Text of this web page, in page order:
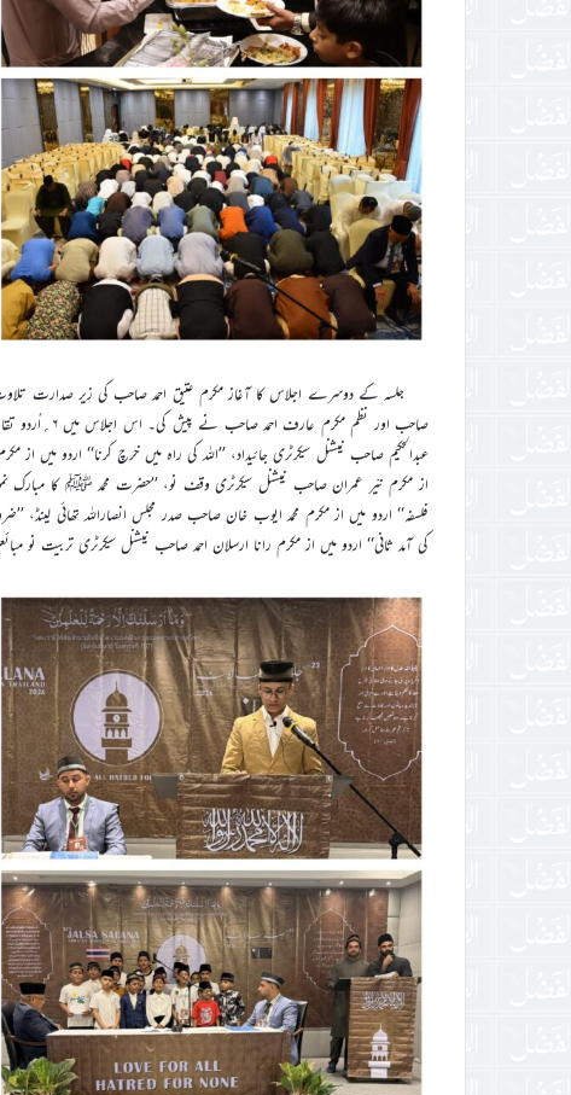
جلسہ کے دوسرے اجلاس کا آغاز مکرم عتیق احمد صاحب کی زیر صدارت
صاحب اور نظم
عبدالحکیم صاحب نیشنل سیکرٹری جائیداد، ’’اللہ کی راہ میں خرچ کرنا‘‘ اردو میں
از مکرم نیّر عمران صاحب نیشنل سیکرٹری وقف نو، ’’حضرت محمد ﷺ کا مبارک
فلسفہ‘‘ اردو میں از مکرم محمد ایوب خان صاحب صدر مجلس انصاراللہ تھائی لینڈ،
کی آمد ثانی‘‘ اردو میں از مکرم رانا ارسلان احمد صاحب نیشنل سیکرٹری تربیت